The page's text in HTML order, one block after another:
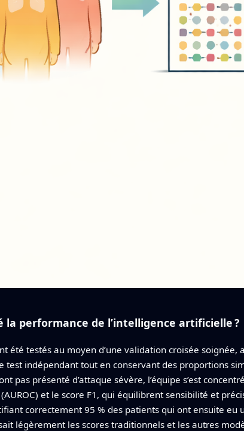
la performance de l’intelligence artificielle ?
été testés au moyen d’une validation croisée
test indépendant tout en conservant des proportions
pas présenté d’attaque sévère, l’équipe s’est
(AUROC) et le score F1, qui équilibrent sensibilité et
correctement 95 % des patients qui ont ensuite eu
légèrement les scores traditionnels et les autres